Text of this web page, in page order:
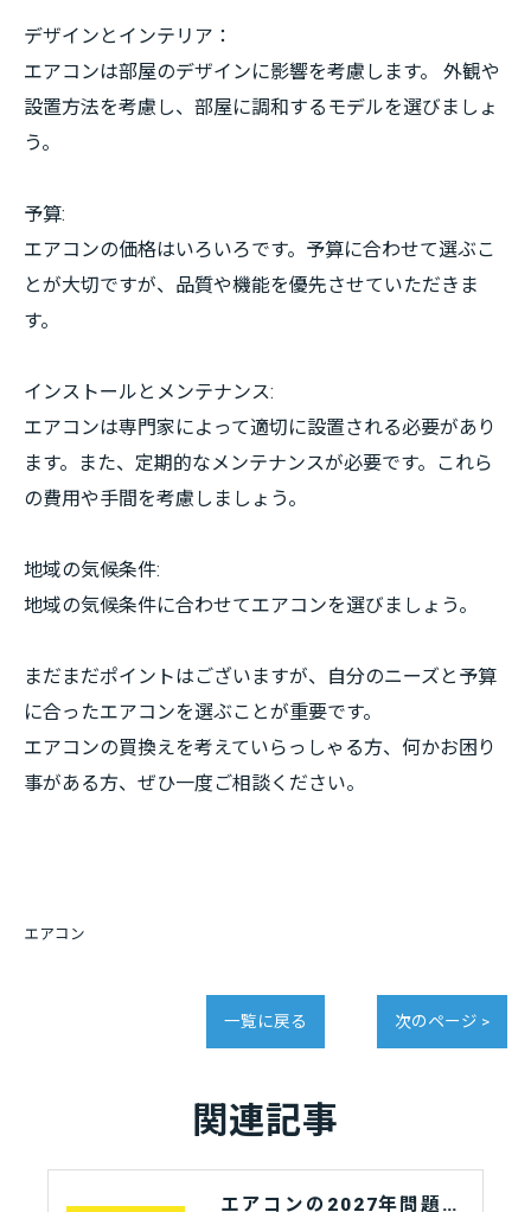
デザインとインテリア：
エアコンは部屋のデザインに影響を考慮します。 外観や
設置方法を考慮し、部屋に調和するモデルを選びましょ
う。
予算:
エアコンの価格はいろいろです。予算に合わせて選ぶこ
とが大切ですが、品質や機能を優先させていただきま
す。
インストールとメンテナンス:
エアコンは専門家によって適切に設置される必要があり
ます。また、定期的なメンテナンスが必要です。これら
の費用や手間を考慮しましょう。
地域の気候条件:
地域の気候条件に合わせてエアコンを選びましょう。
まだまだポイントはございますが、自分のニーズと予算
に合ったエアコンを選ぶことが重要です。
エアコンの買換えを考えていらっしゃる方、何かお困り
事がある方、ぜひ一度ご相談ください。
エアコン
一覧に戻る 次のページ >
関連記事
エアコンの2027年問題とは？最新対策と今からできる準備